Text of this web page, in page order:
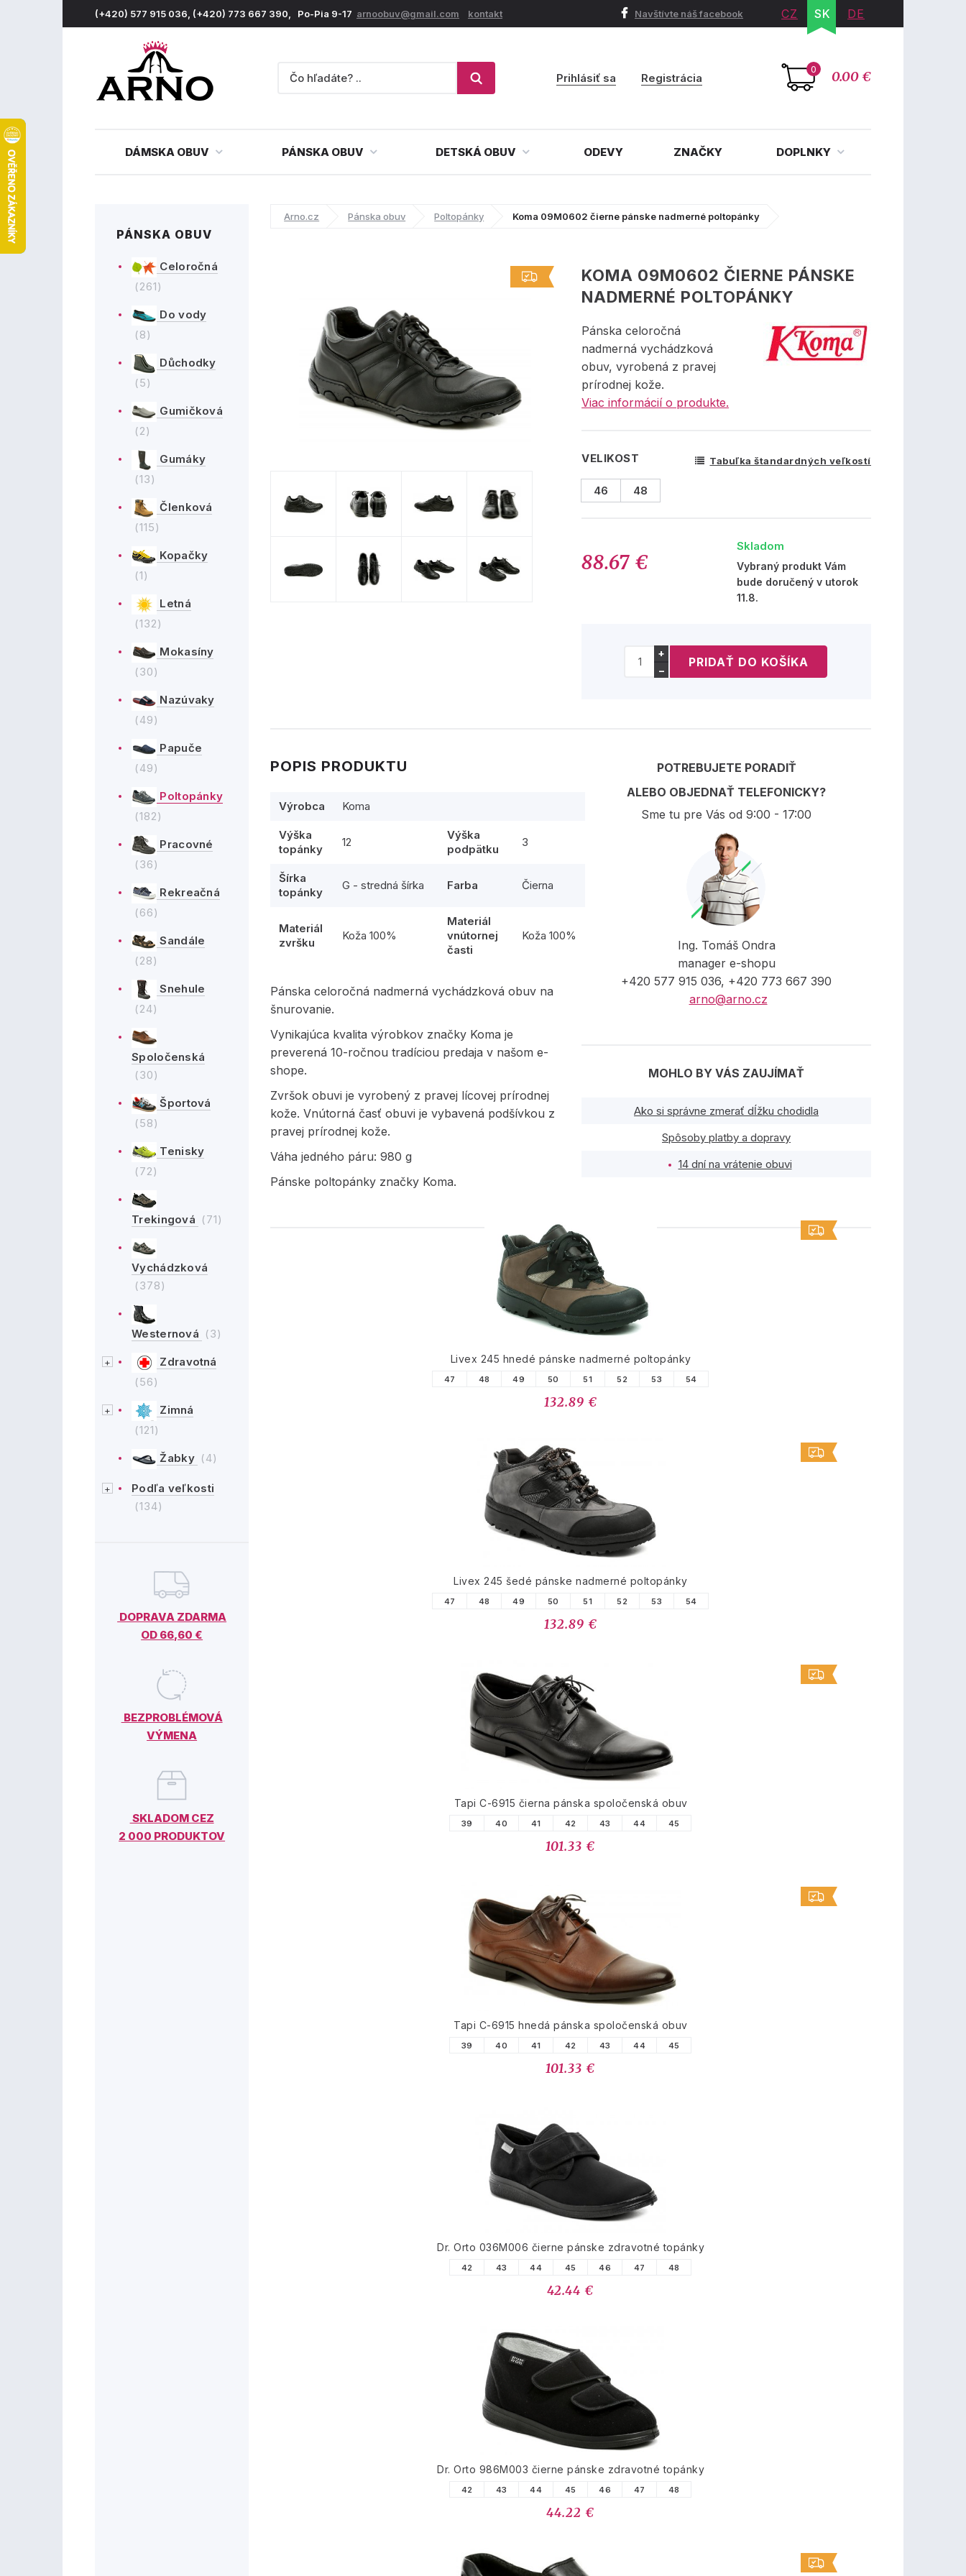
(+420) 577 915 036, (+420) 773 667 390, Po-Pia 9-17 arnoobuv@gmail.com kontakt Navštívte náš facebook CZ SK DE
0 0.00 €
Prihlásiť sa Registrácia
DÁMSKA OBUV PÁNSKA OBUV DETSKÁ OBUV ODEVY ZNAČKY DOPLNKY
PÁNSKA OBUV
Celoročná
(261)
Do vody
(8)
Důchodky
(5)
Gumičková
(2)
Gumáky
(13)
Členková
(115)
Kopačky
(1)
Letná
(132)
Mokasíny
(30)
Nazúvaky
(49)
Papuče
(49)
Poltopánky
(182)
Pracovné
(36)
Rekreačná
(66)
Sandále
(28)
Snehule
(24)
Spoločenská
(30)
Športová
(58)
Tenisky
(72)
Trekingová (71)
Vychádzková
(378)
Westernová (3)
Zdravotná
(56)
Zimná
(121)
Žabky (4)
Podľa veľkosti
(134)
DOPRAVA ZDARMA
OD 66,60 €
BEZPROBLÉMOVÁ
VÝMENA
SKLADOM CEZ
2 000 PRODUKTOV
Arno.cz Pánska obuv Poltopánky Koma 09M0602 čierne pánske nadmerné poltopánky
KOMA 09M0602 ČIERNE PÁNSKE
NADMERNÉ POLTOPÁNKY
Pánska celoročná
nadmerná vychádzková
obuv, vyrobená z pravej
prírodnej kože.
Viac informácií o produkte.
VELIKOST Tabuľka štandardných veľkostí
46 48
88.67 €
Skladom
Vybraný produkt Vám
bude doručený v utorok
11.8.
+
−
POPIS PRODUKTU
Výrobca Koma
Výška
topánky
12
Výška
podpätku
3
Šírka
topánky
G - stredná šírka Farba Čierna
Materiál
zvršku
Koža 100%
Materiál
vnútornej
časti
Koža 100%
Pánska celoročná nadmerná vychádzková obuv na
šnurovanie.
Vynikajúca kvalita výrobkov značky Koma je
preverená 10-ročnou tradíciou predaja v našom e-
shope.
Zvršok obuvi je vyrobený z pravej lícovej prírodnej
kože. Vnútorná časť obuvi je vybavená podšívkou z
pravej prírodnej kože.
Váha jedného páru: 980 g
Pánske poltopánky značky Koma.
POTREBUJETE PORADIŤ
ALEBO OBJEDNAŤ TELEFONICKY?
Sme tu pre Vás od 9:00 - 17:00
Ing. Tomáš Ondra
manager e-shopu
+420 577 915 036, +420 773 667 390
arno@arno.cz
MOHLO BY VÁS ZAUJÍMAŤ
Ako si správne zmerať dĺžku chodidla
Spôsoby platby a dopravy
14 dní na vrátenie obuvi
PODOBNÉ PRODUKTY
Livex 245 hnedé pánske nadmerné poltopánky
47 48 49 50 51 52 53 54
132.89 €
Livex 245 šedé pánske nadmerné poltopánky
47 48 49 50 51 52 53 54
132.89 €
Tapi C-6915 čierna pánska spoločenská obuv
39 40 41 42 43 44 45
101.33 €
Tapi C-6915 hnedá pánska spoločenská obuv
39 40 41 42 43 44 45
101.33 €
Dr. Orto 036M006 čierne pánske zdravotné topánky
42 43 44 45 46 47 48
42.44 €
Dr. Orto 986M003 čierne pánske zdravotné topánky
42 43 44 45 46 47 48
44.22 €